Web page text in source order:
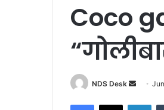
Coco
NDS Desk